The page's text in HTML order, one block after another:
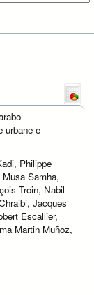
urbane e
Philippe
Samha,
Troin, Nabil
Jacques
Escallier,
Martin Muñoz,